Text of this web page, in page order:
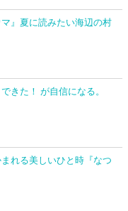
マ』夏に読みたい海辺の村
きた！ が自信になる。
れる美しいひと時『なつ